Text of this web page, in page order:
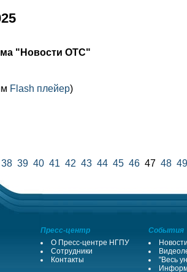
"Новости ОТС"
Flash плейер)
38 39 40 41 42 43 44 45 4647 48 49
Пресс-центр События
О Пресс-центре НГПУ
Сотрудники
Контакты
"Весь